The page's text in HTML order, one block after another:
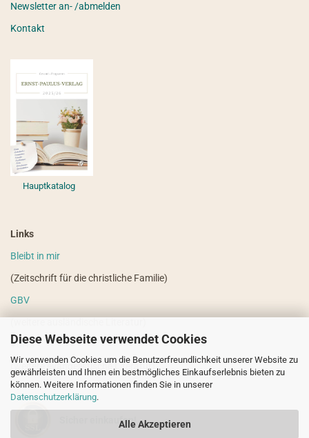
Diese Webseite verwendet Cookies
Wir verwenden Cookies um die Benutzerfreundlichkeit unserer Website zu
gewährleisten und Ihnen ein bestmögliches Einkaufserlebnis bieten zu
können. Weitere Informationen finden Sie in unserer
Datenschutzerklärung.
Alle Akzeptieren
Newsletter an- /abmelden
Kontakt
Hauptkatalog
Links
Bleibt in mir
(Zeitschrift für die christliche Familie)
GBV
VdHS
(weitere evangelistische Literatur)
Sicher einkaufen!